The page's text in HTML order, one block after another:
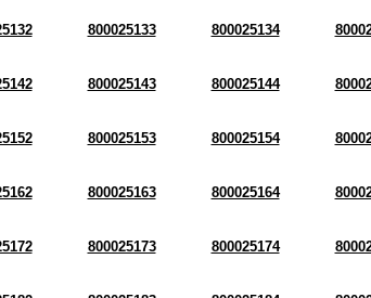
800025133 800025134
800025143 800025144
800025153 800025154
800025163 800025164
800025173 800025174